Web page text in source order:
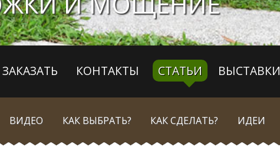
ЗАКАЗАТЬ КОНТАКТЫ СТАТЬИ ВЫСТАВКИ
ВИДЕО КАК ВЫБРАТЬ? КАК СДЕЛАТЬ? ИДЕИ